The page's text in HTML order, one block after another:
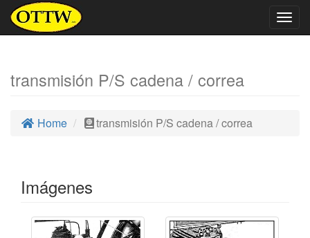
transmisión P/S cadena / correa
Home transmisión P/S cadena / correa
Imágenes